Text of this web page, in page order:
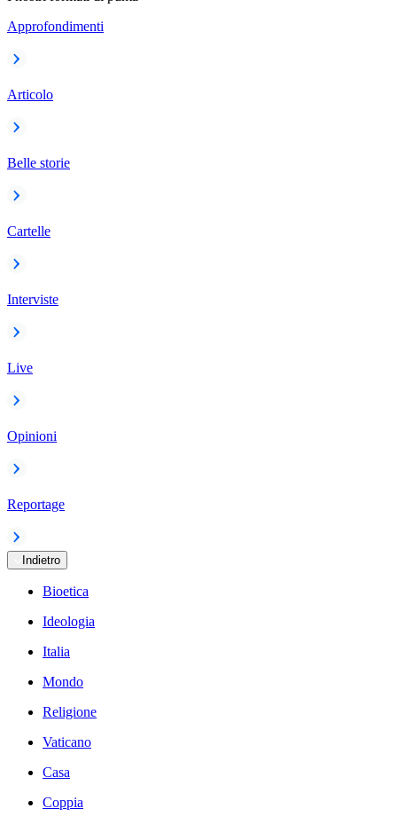
Approfondimenti
Articolo
Belle storie
Cartelle
Interviste
Live
Opinioni
Reportage
Indietro
Bioetica
Ideologia
Italia
Mondo
Religione
Vaticano
Casa
Coppia